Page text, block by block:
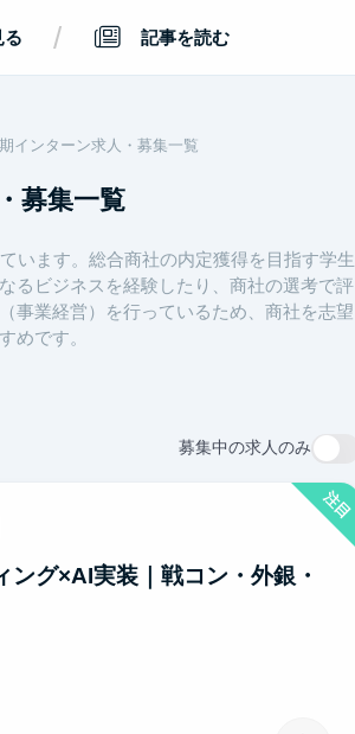
る / 記事を読む
インターン求人・募集一覧
募集一覧
います。総合商社の内定獲得を目指す学生
るビジネスを経験したり、商社の選考で評
事業経営）を行っているため、商社を志望
めです。
募集中の求人のみ
注目
グ×AI実装｜戦コン・外銀・